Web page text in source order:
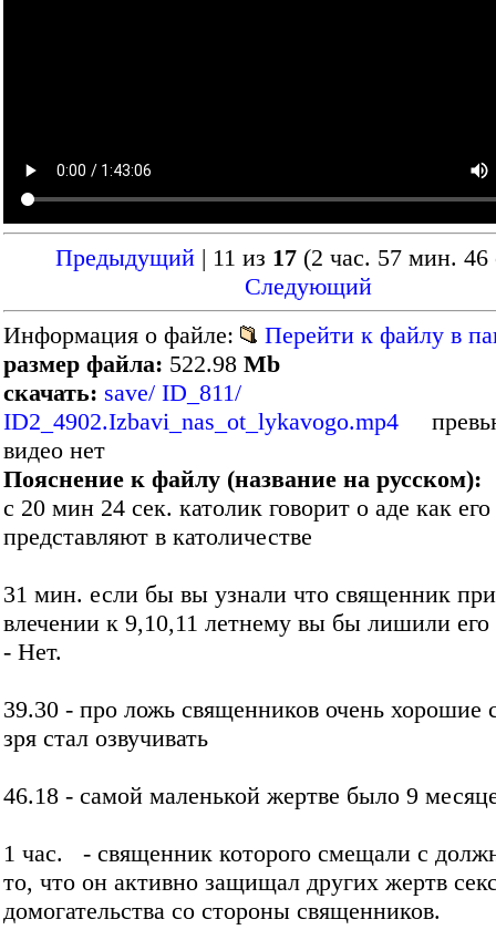
Предыдущий| 11 из 17 (2 час. 57 мин. 46
Следующий
Информация о файле:
Перейти к файлу в
размер файла: 522.98 Mb
скачать: save/ ID_811/
ID2_4902.Izbavi_nas_ot_lykavogo.mp4
видео нет
Пояснение к файлу (название на русском):
с 20 мин 24 сек. католик говорит о аде как его
представляют в католичестве
31 мин. если бы вы узнали что священник
влечении к 9,10,11 летнему вы бы лишили его
- Нет.
39.30 - про ложь священников очень хорошие
зря стал озвучивать
46.18 - самой маленькой жертве было 9
1 час. - священник которого смещали с
то, что он активно защищал других жертв
домогательства со стороны священников.